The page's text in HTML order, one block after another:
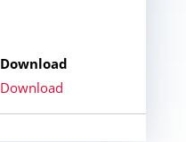
Download